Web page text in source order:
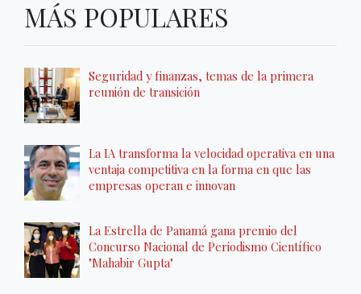
MÁS POPULARES
Seguridad y finanzas, temas de la primera
reunión de transición
La IA transforma la velocidad operativa en una
ventaja competitiva en la forma en que las
empresas operan e innovan
La Estrella de Panamá gana premio del
Concurso Nacional de Periodismo Científico
"Mahabir Gupta"